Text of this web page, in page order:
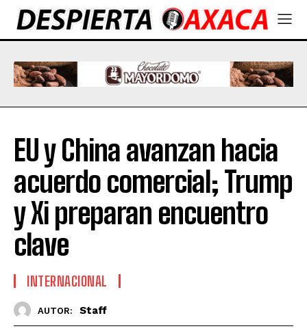
EU y China avanzan hacia
acuerdo comercial; Trump
y Xi preparan encuentro
clave
INTERNACIONAL
AUTOR: Staff